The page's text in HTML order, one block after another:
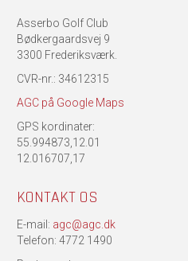
Asserbo Golf Club
Bødkergaardsvej 9
3300 Frederiksværk.
CVR-nr.: 34612315
AGC på Google Maps
GPS kordinater:
55.994873,12.01
12.016707,17
KONTAKT OS
E-mail: agc@agc.dk
Telefon: 4772 1490